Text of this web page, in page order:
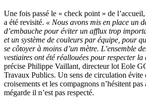
Une fois passé le « check point » de
a été revisité. « Nous avons mis en place un
d’embauche pour éviter un afflux trop
et un système de couleurs par équipe, pour
se côtoyer à moins d’un mètre. L’ensemble
vestiaires ont été réallouées pour respecter
précise Philippe Vaillant, directeur lot Eole
Travaux Publics. Un sens de circulation évite
croisements et les compagnons n’hésitent pas
mégarde il n’est pas respecté.